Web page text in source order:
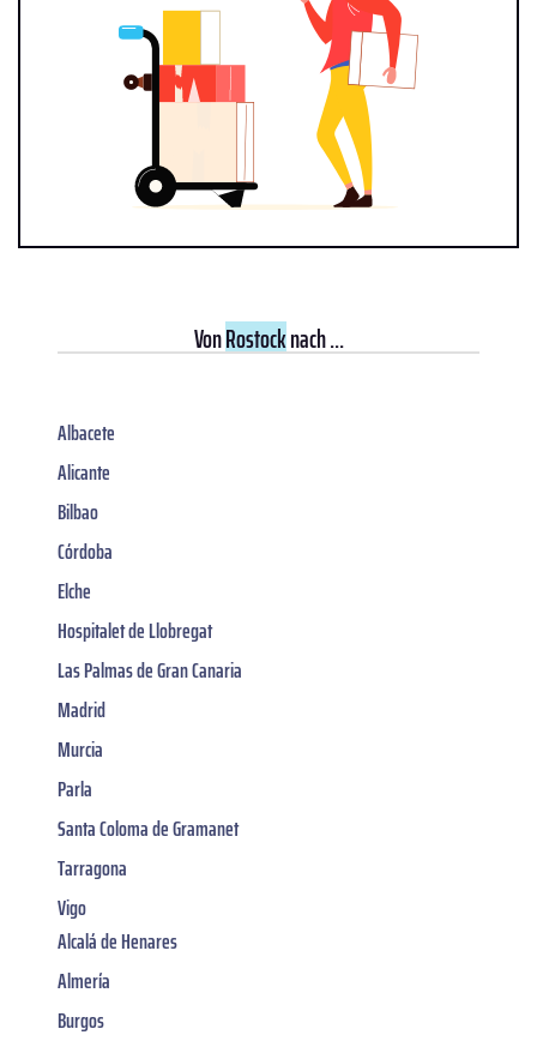
VonRostocknach ...
Albacete
Alicante
Bilbao
Córdoba
Elche
Hospitalet de Llobregat
Las Palmas de Gran Canaria
Madrid
Murcia
Parla
Santa Coloma de Gramanet
Tarragona
Vigo
Alcalá de Henares
Almería
Burgos